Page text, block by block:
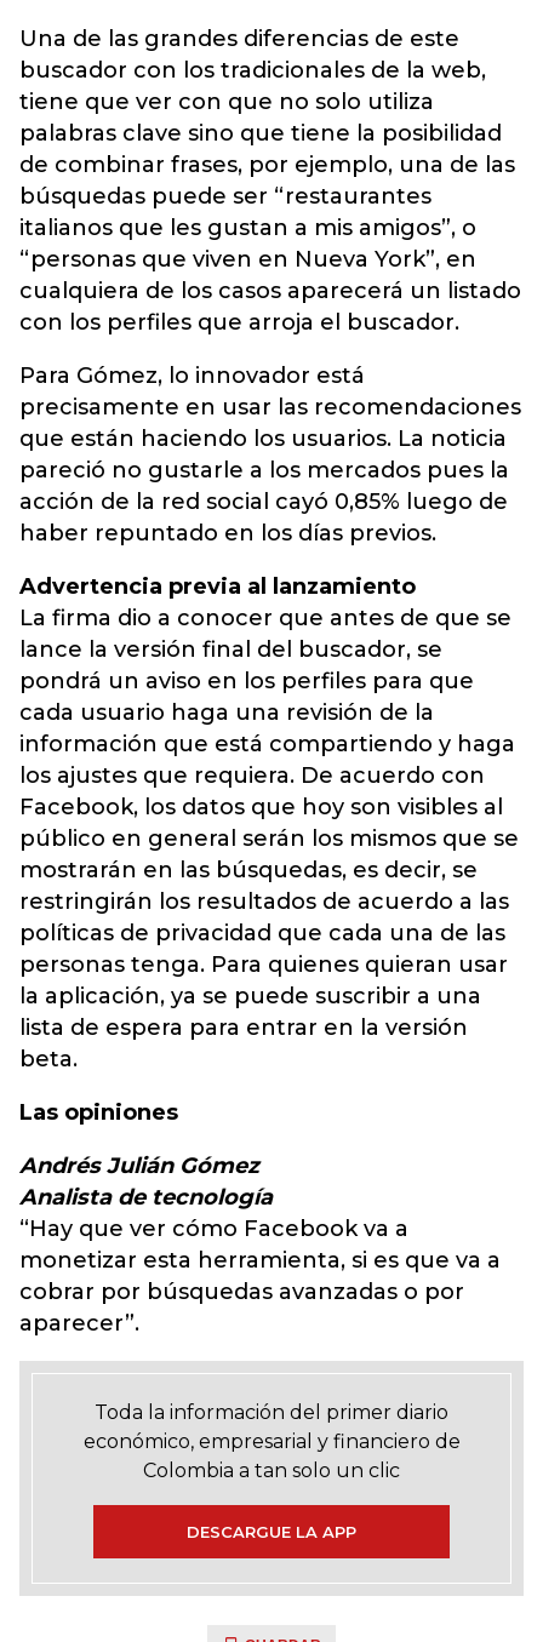
Una de las grandes diferencias de este
buscador con los tradicionales de la web,
tiene que ver con que no solo utiliza
palabras clave sino que tiene la posibilidad
de combinar frases, por ejemplo, una de las
búsquedas puede ser “restaurantes
italianos que les gustan a mis amigos”, o
“personas que viven en Nueva York”, en
cualquiera de los casos aparecerá un listado
con los perfiles que arroja el buscador.
Para Gómez, lo innovador está
precisamente en usar las recomendaciones
que están haciendo los usuarios. La noticia
pareció no gustarle a los mercados pues la
acción de la red social cayó 0,85% luego de
haber repuntado en los días previos.
Advertencia previa al lanzamiento
La firma dio a conocer que antes de que se
lance la versión final del buscador, se
pondrá un aviso en los perfiles para que
cada usuario haga una revisión de la
información que está compartiendo y haga
los ajustes que requiera. De acuerdo con
Facebook, los datos que hoy son visibles al
público en general serán los mismos que se
mostrarán en las búsquedas, es decir, se
restringirán los resultados de acuerdo a las
políticas de privacidad que cada una de las
personas tenga. Para quienes quieran usar
la aplicación, ya se puede suscribir a una
lista de espera para entrar en la versión
beta.
Las opiniones
Andrés Julián Gómez
Analista de tecnología
“Hay que ver cómo Facebook va a
monetizar esta herramienta, si es que va a
cobrar por búsquedas avanzadas o por
aparecer”.
Toda la información del primer diario
económico, empresarial y financiero de
Colombia a tan solo un clic
DESCARGUE LA APP